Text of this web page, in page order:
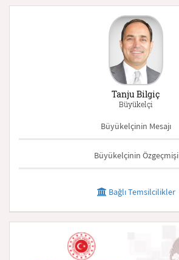
Tanju Bilgiç
Büyükelçi
Büyükelçinin Mesajı
Büyükelçinin Özgeçmişi
Bağlı Temsilcilikler